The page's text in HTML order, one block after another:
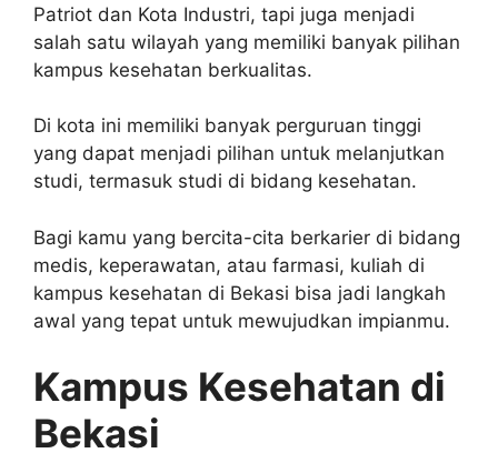
Patriot dan Kota Industri, tapi juga menjadi
salah satu wilayah yang memiliki banyak pilihan
kampus kesehatan berkualitas.
Di kota ini memiliki banyak perguruan tinggi
yang dapat menjadi pilihan untuk melanjutkan
studi, termasuk studi di bidang kesehatan.
Bagi kamu yang bercita-cita berkarier di bidang
medis, keperawatan, atau farmasi, kuliah di
kampus kesehatan di Bekasi bisa jadi langkah
awal yang tepat untuk mewujudkan impianmu.
Kampus Kesehatan di
Bekasi